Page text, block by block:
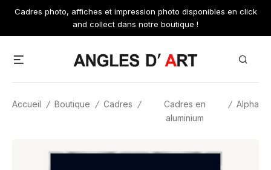
Skip
content
Cadres photo, affiches et impression photo disponibles en click
and collect dans notre boutique !
Accueil / Boutique / Cadres /
Cadres en
aluminium
/ Alpha